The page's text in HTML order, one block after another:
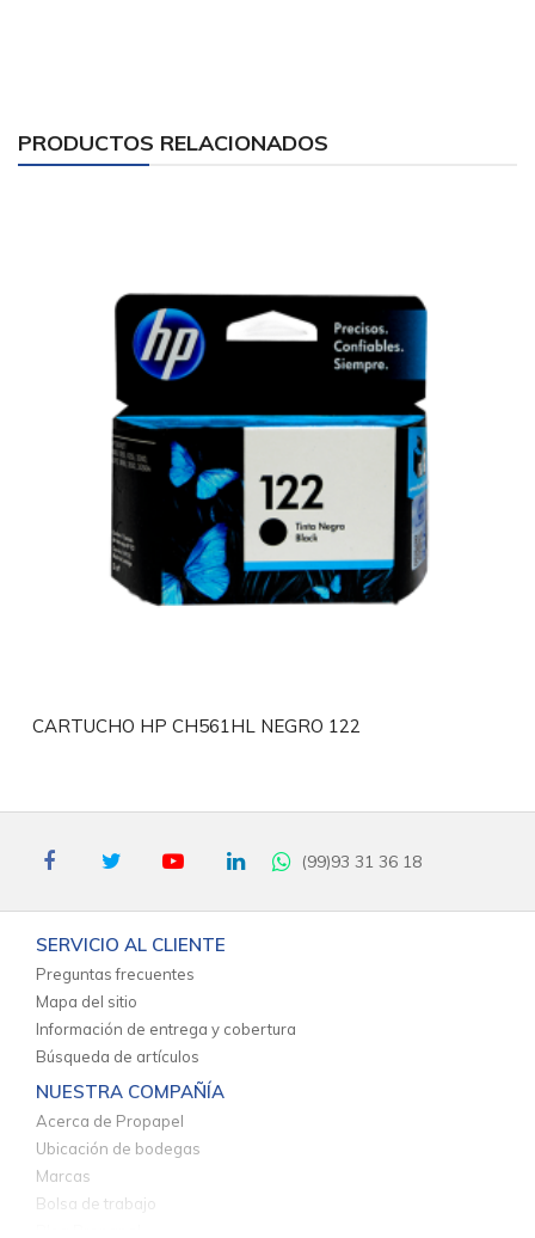
PRODUCTOS RELACIONADOS
CARTUCHO HP CH561HL NEGRO 122
(99)93 31 36 18
SERVICIO AL CLIENTE
Preguntas frecuentes
Mapa del sitio
Información de entrega y cobertura
Búsqueda de artículos
NUESTRA COMPAÑÍA
Acerca de Propapel
Ubicación de bodegas
Marcas
Bolsa de trabajo